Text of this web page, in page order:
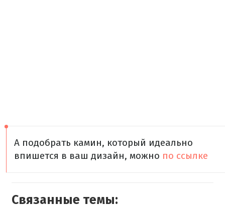
А подобрать камин, который идеально
впишется в ваш дизайн, можно по ссылке
Связанные темы: